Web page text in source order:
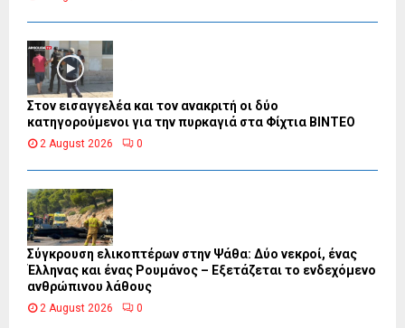
Στον εισαγγελέα και τον ανακριτή οι δύο
κατηγορούμενοι για την πυρκαγιά στα Φίχτια ΒΙΝΤΕΟ
2 August 2026 0
Σύγκρουση ελικοπτέρων στην Ψάθα: Δύο νεκροί, ένας
Έλληνας και ένας Ρουμάνος – Εξετάζεται το ενδεχόμενο
ανθρώπινου λάθους
2 August 2026 0